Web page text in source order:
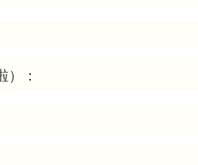
）：